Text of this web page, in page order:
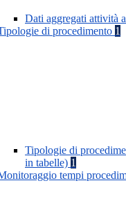
Dati aggregati attività
di procedimento 1
Tipologie di
in tabelle) 1
tempi